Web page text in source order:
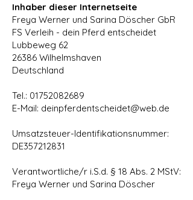
Inhaber dieser Internetseite
Freya Werner und Sarina Döscher GbR
FS Verleih - dein Pferd entscheidet
Lubbeweg 62
26386 Wilhelmshaven
Deutschland
Tel.: 01752082689
E-Mail: deinpferdentscheidet@web.de
Umsatzsteuer-Identifikationsnummer:
DE357212831
Verantwortliche/r i.S.d. § 18 Abs. 2 MStV:
Freya Werner und Sarina Döscher